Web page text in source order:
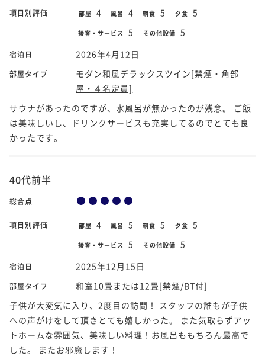
項目別評価 部屋 4 風呂 4 朝食 5 夕食 5
接客・サービス 5 その他設備 5
宿泊日 2026年4月12日
部屋タイプ
モダン和風デラックスツイン[禁煙・角部
屋・４名定員]
サウナがあったのですが、水風呂が無かったのが残念。 ご飯
は美味しいし、ドリンクサービスも充実してるのでとても良
かったです。
40代前半
総合点
項目別評価 部屋 4 風呂 5 朝食 5 夕食 5
接客・サービス 5 その他設備 5
宿泊日 2025年12月15日
部屋タイプ
和室10畳または12畳[禁煙/BT付]
子供が大変気に入り、2度目の訪問！ スタッフの誰もが子供
への声がけをして頂きとても嬉しかった。 また気取らずアッ
トホームな雰囲気、美味しい料理！お風呂ももちろん最高で
した。 またお邪魔します！